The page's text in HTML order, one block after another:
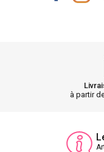
à partir